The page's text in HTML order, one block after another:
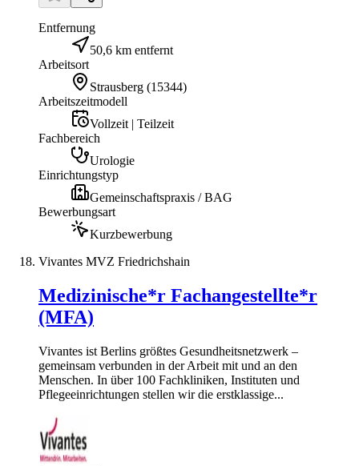
Entfernung
50,6 km entfernt
Arbeitsort
Strausberg (15344)
Arbeitszeitmodell
Vollzeit | Teilzeit
Fachbereich
Urologie
Einrichtungstyp
Gemeinschaftspraxis / BAG
Bewerbungsart
Kurzbewerbung
Vivantes MVZ Friedrichshain
Medizinische*r Fachangestellte*r
(MFA)
Vivantes ist Berlins größtes Gesundheitsnetzwerk –
gemeinsam verbunden in der Arbeit mit und an den
Menschen. In über 100 Fachkliniken, Instituten und
Pflegeeinrichtungen stellen wir die erstklassige...